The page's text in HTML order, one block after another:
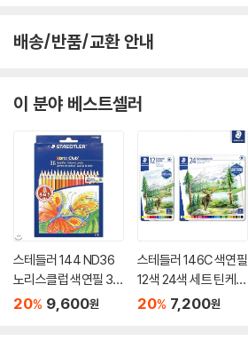
배송/반품/교환 안내
이 분야 베스트셀러
스테들러 144 ND36
노리스클럽 색연필 36
색세트
20% 9,600원
스테들러 146C 색연필
12색 24색 세트 틴케이
스
20% 7,200원